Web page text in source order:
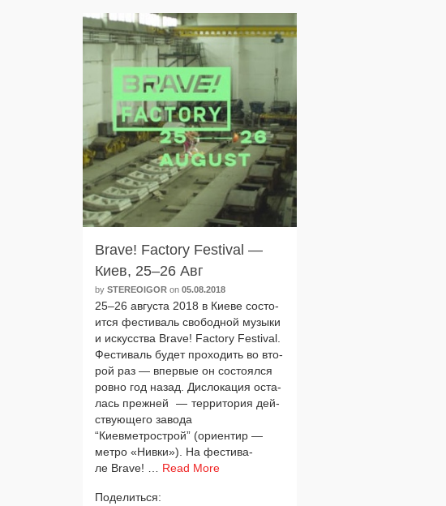
Brave! Factory Festival —
Киев, 25–26 Авг
by STEREOIGOR on 05.08.2018
25–26 авгу­ста 2018 в Киеве состо­
ит­ся фести­валь сво­бод­ной музы­ки
и искус­ства Brave! Factory Festival.
Фестиваль будет про­хо­дить во вто­
рой раз — впер­вые он состо­ял­ся
ров­но год назад. Дислокация оста­
лась преж­ней — тер­ри­то­рия дей­
ству­ю­ще­го заво­да
“Киевметрострой” (ори­ен­тир —
мет­ро «Нивки»). На фести­ва­
ле Brave! … Read More
Поделиться: